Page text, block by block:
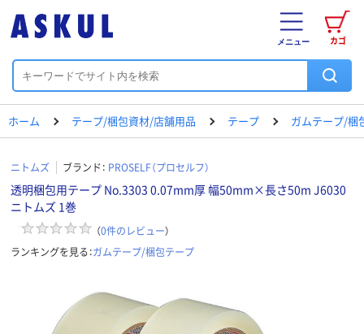
カゴ
メニュー
ホーム テープ/梱包資材/店舗用品 テープ ガムテープ/梱
ニトムズ ブランド： PROSELF（プロセルフ）
透明梱包用テープ No.3303 0.07mm厚 幅50mm×長さ50m J6030
ニトムズ 1巻
（0件のレビュー）
ランキングを見る：ガムテープ/梱包テープ